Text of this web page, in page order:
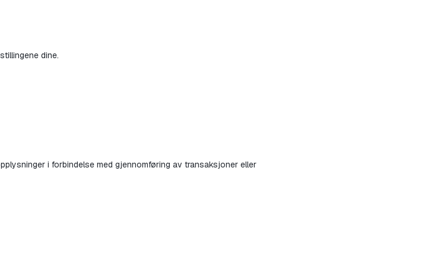
dine.
i forbindelse med gjennomføring av transaksjoner eller